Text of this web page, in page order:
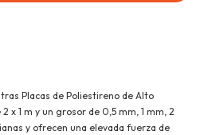
Placas de Poliestireno de Alto
x 1 m y un grosor de 0,5 mm, 1 mm, 2
y ofrecen una elevada fuerza de